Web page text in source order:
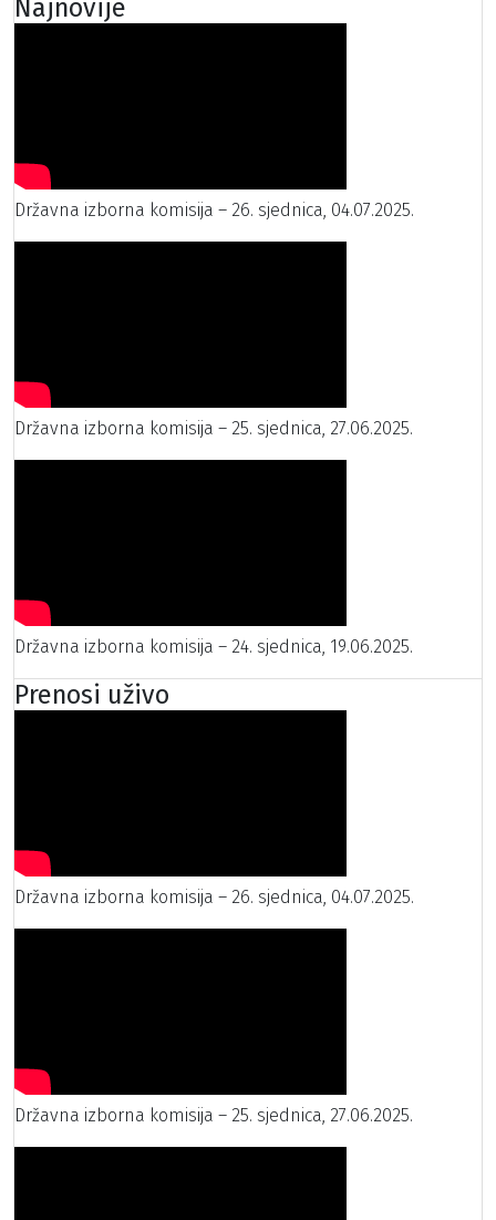
Najnovije
Državna izborna komisija – 26. sjednica, 04.07.2025.
Državna izborna komisija – 25. sjednica, 27.06.2025.
Državna izborna komisija – 24. sjednica, 19.06.2025.
Prenosi uživo
Državna izborna komisija – 26. sjednica, 04.07.2025.
Državna izborna komisija – 25. sjednica, 27.06.2025.